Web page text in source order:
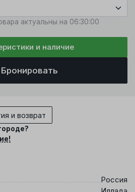
актуальны на 06:30:00
и наличие
Бронировать
и возврат
Россия